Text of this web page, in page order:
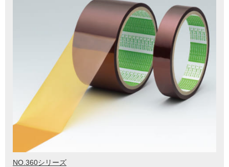
NO.360シリーズ